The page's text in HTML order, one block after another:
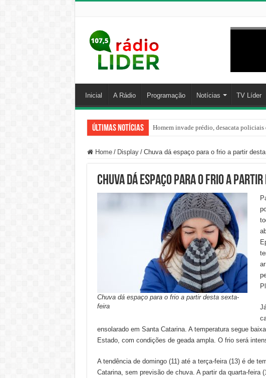
Inicial A Rádio Programação Notícias TV Líder
Últimas Notícias Homem invade prédio, desacata policiais
Home / Display / Chuva dá espaço para o frio a partir
Chuva dá espaço para o frio a
Chuva dá espaço para o frio a partir desta sexta-
feira
ensolarado em Santa Catarina. A temperatura segue
Estado, com condições de geada ampla. O frio será
A tendência de domingo (11) até a terça-feira (13) é de
Catarina, sem previsão de chuva. A partir da quarta-feira